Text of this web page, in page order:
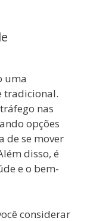
uma
tradicional.
nas
opções
de se mover
disso, é
e o bem-
considerar